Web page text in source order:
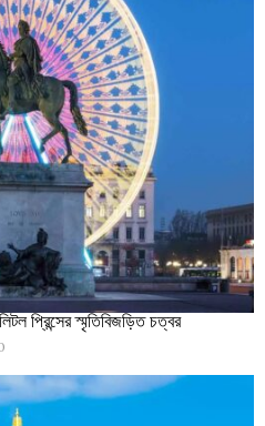
প্রিন্সের স্মৃতিবিজড়িত চত্বর